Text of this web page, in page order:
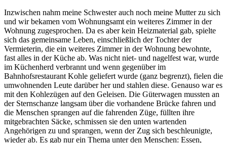
Inzwischen nahm meine Schwester auch noch meine Mutter zu sich
und wir bekamen vom Wohnungsamt ein weiteres Zimmer in der
Wohnung zugesprochen. Da es aber kein Heizmaterial gab, spielte
sich das gemeinsame Leben, einschließlich der Tochter der
Vermieterin, die ein weiteres Zimmer in der Wohnung bewohnte,
fast alles in der Küche ab. Was nicht niet- und nagelfest war, wurde
im Küchenherd verbrannt und wenn gegenüber im
Bahnhofsrestaurant Kohle geliefert wurde (ganz begrenzt), fielen die
umwohnenden Leute darüber her und stahlen diese. Genauso war es
mit den Kohlezügen auf den Geleisen. Die Güterwagen mussten an
der Sternschanze langsam über die vorhandene Brücke fahren und
die Menschen sprangen auf die fahrenden Züge, füllten ihre
mitgebrachten Säcke, schmissen sie den unten wartenden
Angehörigen zu und sprangen, wenn der Zug sich beschleunigte,
wieder ab. Es gab nur ein Thema unter den Menschen: Essen,